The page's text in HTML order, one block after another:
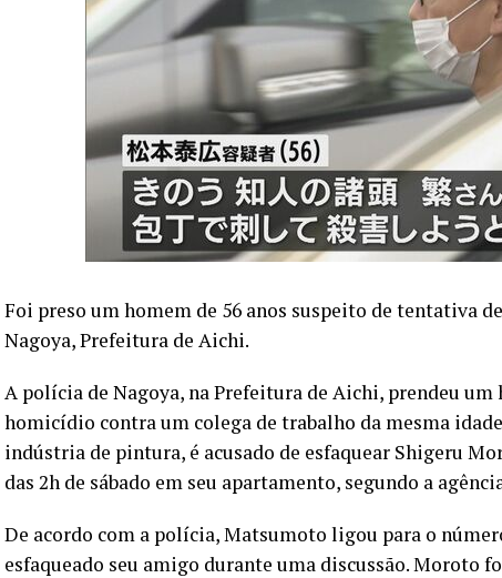
Foi preso um homem de 56 anos suspeito de tentativa
Nagoya, Prefeitura de Aichi.
A polícia de Nagoya, na Prefeitura de Aichi, prendeu
homicídio contra um colega de trabalho da mesma
indústria de pintura, é acusado de esfaquear Shigeru
das 2h de sábado em seu apartamento, segundo a
De acordo com a polícia, Matsumoto ligou para o
esfaqueado seu amigo durante uma discussão. Moroto